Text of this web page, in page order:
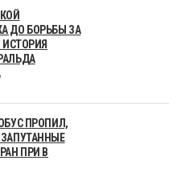
ДО БОРЬБЫ ЗА
ПРОПИЛ,
ПРИ В